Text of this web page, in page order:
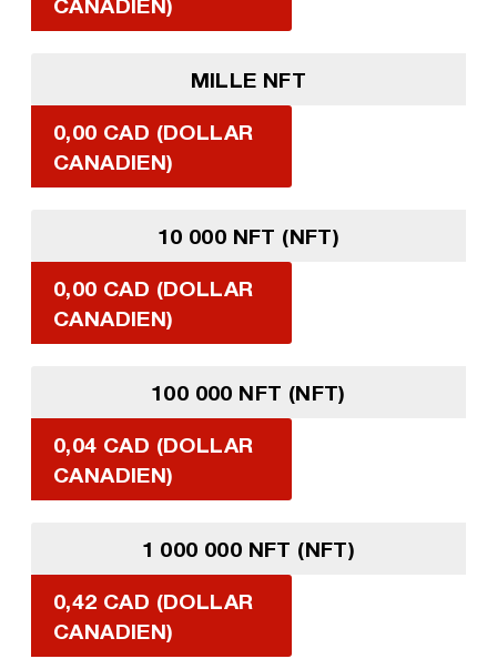
MILLE NFT
0,00 CAD (DOLLAR
CANADIEN)
10 000 NFT (NFT)
0,00 CAD (DOLLAR
CANADIEN)
100 000 NFT (NFT)
0,04 CAD (DOLLAR
CANADIEN)
1 000 000 NFT (NFT)
0,42 CAD (DOLLAR
CANADIEN)